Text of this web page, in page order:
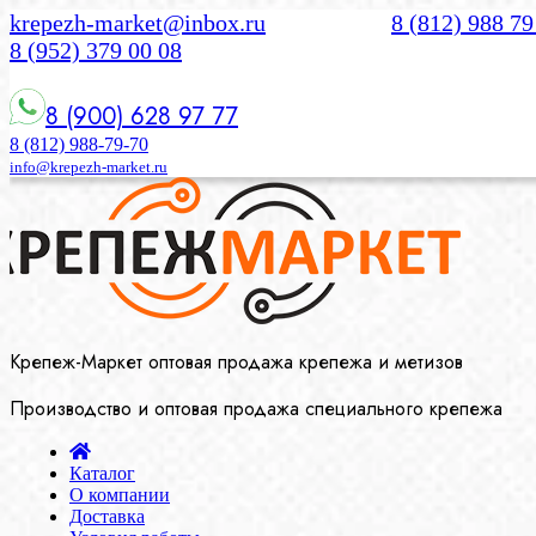
krepezh-market@inbox.ru
8 (812) 988
8 (952) 379 00 08
8 (900) 628 97 77
8 (812) 988-79-70
info@krepezh-market.ru
Крепеж-Маркет оптовая продажа крепежа и метизов
Производство и оптовая продажа специального крепежа
Каталог
О компании
Доставка